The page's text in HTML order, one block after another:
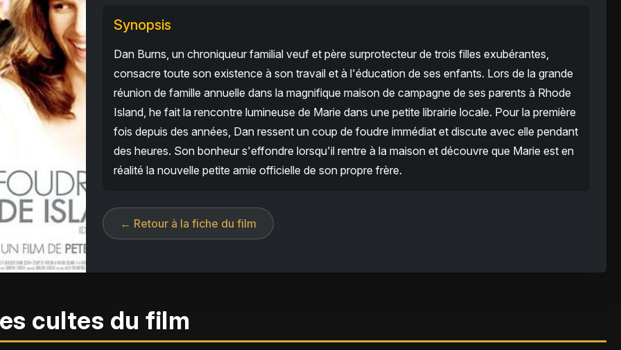
Synopsis
Dan Burns, un chroniqueur familial veuf et père surprotecteur de trois filles exubérantes,
consacre toute son existence à son travail et à l'éducation de ses enfants. Lors de la grande
réunion de famille annuelle dans la magnifique maison de campagne de ses parents à Rhode
Island, he fait la rencontre lumineuse de Marie dans une petite librairie locale. Pour la première
fois depuis des années, Dan ressent un coup de foudre immédiat et discute avec elle pendant
des heures. Son bonheur s'effondre lorsqu'il rentre à la maison et découvre que Marie est en
réalité la nouvelle petite amie officielle de son propre frère.
← Retour à la fiche du film
cultes du film